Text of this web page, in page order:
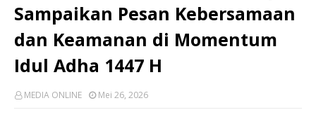
Sampaikan Pesan Kebersamaan
dan Keamanan di Momentum
Idul Adha 1447 H
MEDIA ONLINE Mei 26, 2026